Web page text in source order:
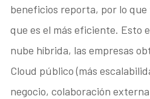
beneficios reporta, por lo
que es el más eficiente. Esto
nube híbrida, las empresas
Cloud público (más
negocio, colaboración